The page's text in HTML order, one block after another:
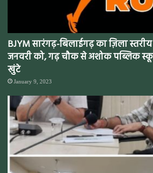
BJYM सारंगढ़-बिलाईगढ़ का ज़िला स्तरीय
जनवरी को, गढ़ चौक से अशोक पब्लिक
खुंटे
January 9, 2023